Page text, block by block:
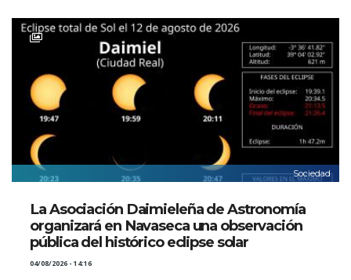
Sociedad
La Asociación Daimieleña de Astronomía
organizará en Navaseca una observación
pública del histórico eclipse solar
04/08/2026 - 14:16